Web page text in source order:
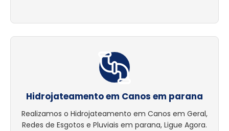
Hidrojateamento em Canos em parana
Realizamos o Hidrojateamento em Canos em Geral,
Redes de Esgotos e Pluviais em parana, Ligue Agora.